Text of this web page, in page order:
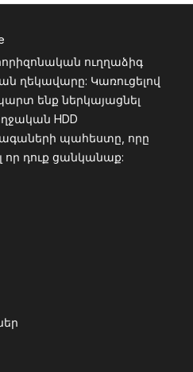
ուղղաձիգ
ղեկավարը: Կառուցելով
ենք ներկայացնել
HDD
պահեստը, որը
որ դուք ցանկանաք: